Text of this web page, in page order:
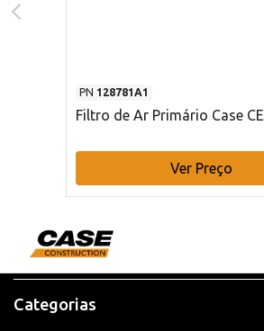
PN 128781A1
Filtro de Ar Primário Case CE
Ver Preço
Categorias